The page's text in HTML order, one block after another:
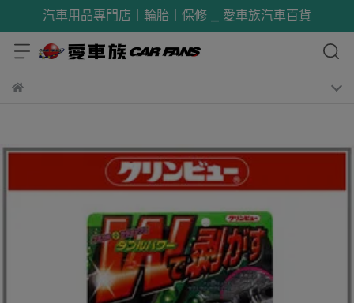
汽車用品專門店丨輪胎丨保修 _ 愛車族汽車百貨